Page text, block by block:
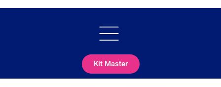
Kit Master